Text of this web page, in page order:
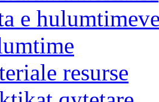
e
resurse